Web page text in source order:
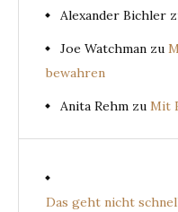
Alexander Bichler
Joe Watchman zu
bewahren
Anita Rehm zu Mit
Das geht nicht